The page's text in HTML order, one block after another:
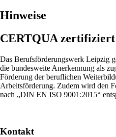
Hinweise
CERTQUA zertifiziert
Das Berufsförderungswerk Leipzig
die bundesweite Anerkennung als
Förderung der beruflichen
Arbeitsförderung. Zudem wird den
nach „DIN EN ISO 9001:2015“
Kontakt